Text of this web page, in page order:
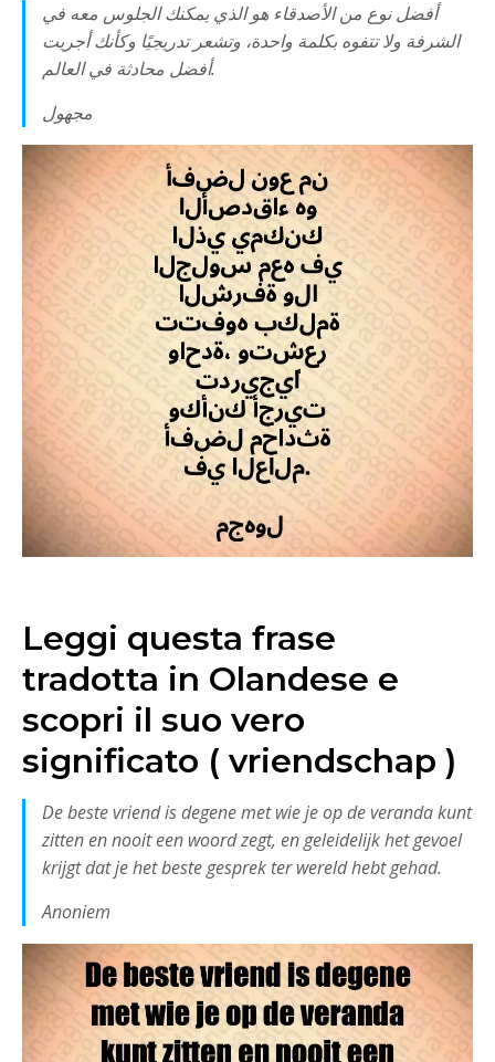
أفضل نوع من الأصدقاء هو الذي يمكنك الجلوس معه في
الشرفة ولا تتفوه بكلمة واحدة، وتشعر تدريجيًا وكأنك أجريت
أفضل محادثة في العالم.
مجهول
Leggi questa frase
tradotta in Olandese e
scopri il suo vero
significato ( vriendschap )
De beste vriend is degene met wie je op de veranda kunt
zitten en nooit een woord zegt, en geleidelijk het gevoel
krijgt dat je het beste gesprek ter wereld hebt gehad.
Anoniem